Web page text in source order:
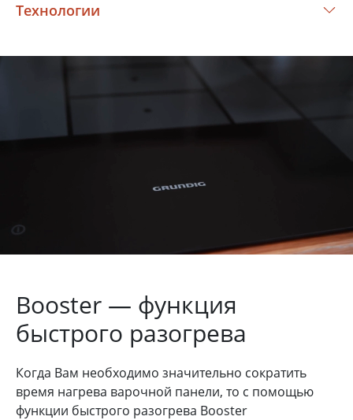
Технологии
Booster — функция
быстрого разогрева
Когда Вам необходимо значительно сократить
время нагрева варочной панели, то с помощью
функции быстрого разогрева Booster